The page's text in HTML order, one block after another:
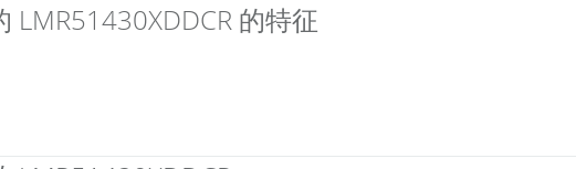
LMR51430XDDCR 的特征